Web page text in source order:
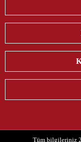
Tüm bilgileriniz